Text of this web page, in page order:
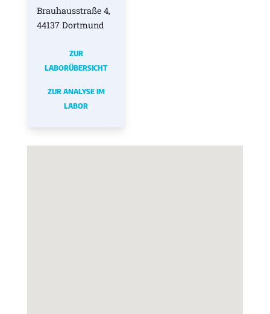
Brauhausstraße 4,
44137 Dortmund
ZUR
LABORÜBERSICHT
ZUR ANALYSE IM
LABOR